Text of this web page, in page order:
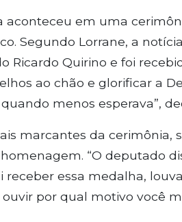
aconteceu em uma
Segundo Lorrane, a
Ricardo Quirino e foi
ao chão e glorificar a
menos esperava”,
marcantes da cerimônia,
“O deputado
essa medalha,
por qual motivo você